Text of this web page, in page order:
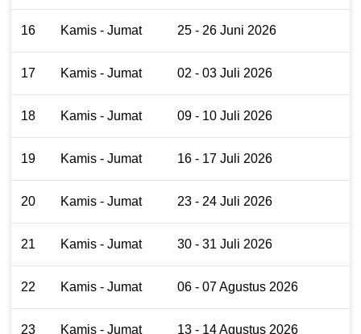
16 Kamis - Jumat 25 - 26 Juni 2026
17 Kamis - Jumat 02 - 03 Juli 2026
18 Kamis - Jumat 09 - 10 Juli 2026
19 Kamis - Jumat 16 - 17 Juli 2026
20 Kamis - Jumat 23 - 24 Juli 2026
21 Kamis - Jumat 30 - 31 Juli 2026
22 Kamis - Jumat 06 - 07 Agustus 2026
23 Kamis - Jumat 13 - 14 Agustus 2026